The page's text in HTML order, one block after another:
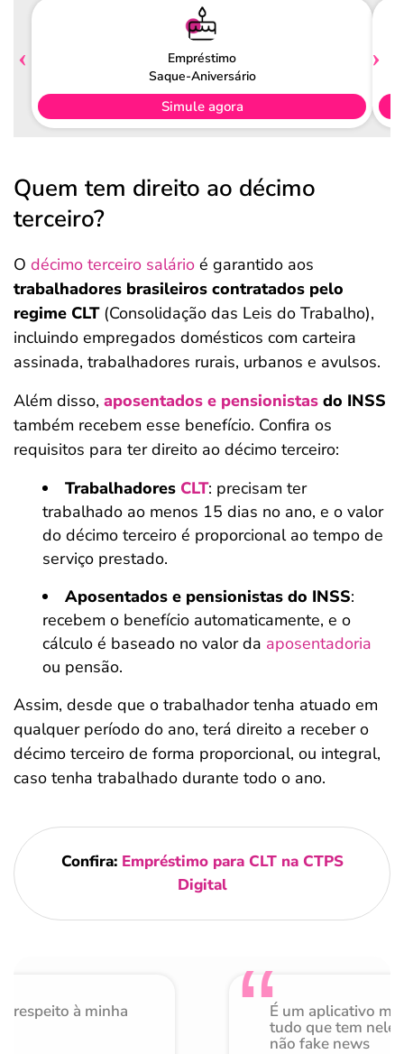
Empréstimo
Saque-Aniversário
Simule agora
Quem tem direito ao décimo
terceiro?
O décimo terceiro salário é garantido aos
trabalhadores brasileiros contratados pelo
regime CLT(Consolidação das Leis do Trabalho),
incluindo empregados domésticos com carteira
assinada, trabalhadores rurais, urbanos e avulsos.
Além disso, aposentados e pensionistas do INSS
também recebem esse benefício. Confira os
requisitos para ter direito ao décimo terceiro:
Trabalhadores CLT: precisam ter
trabalhado ao menos 15 dias no ano, e o valor
do décimo terceiro é proporcional ao tempo de
serviço prestado.
Aposentados e pensionistas do INSS:
recebem o benefício automaticamente, e o
cálculo é baseado no valor da aposentadoria
ou pensão.
Assim, desde que o trabalhador tenha atuado em
qualquer período do ano, terá direito a receber o
décimo terceiro de forma proporcional, ou integral,
caso tenha trabalhado durante todo o ano.
Confira: Empréstimo para CLT na CTPS
Digital
respeito à minha É um aplicativo
tudo que tem nele
não fake news